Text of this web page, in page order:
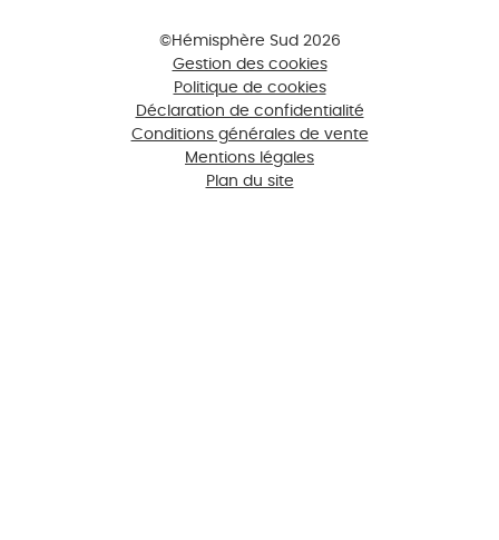
©Hémisphère Sud 2026
Gestion des cookies
Politique de cookies
Déclaration de confidentialité
Conditions générales de vente
Mentions légales
Plan du site